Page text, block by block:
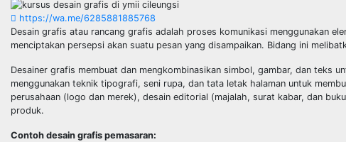
https://wa.me/6285881885768
Desain grafis atau rancang grafis adalah proses komunikasi menggunakan
menciptakan persepsi akan suatu pesan yang disampaikan. Bidang ini
Desainer grafis membuat dan mengkombinasikan simbol, gambar, dan teks
menggunakan teknik tipografi, seni rupa, dan tata letak halaman untuk
perusahaan (logo dan merek), desain editorial (majalah, surat kabar, dan
produk.
Contoh desain grafis pemasaran: